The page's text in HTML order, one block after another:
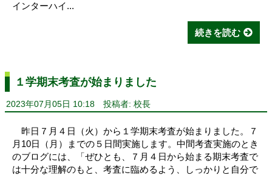
インターハイ...
続きを読む
１学期末考査が始まりました
2023年07月05日 10:18 投稿者: 校長
昨日７月４日（火）から１学期末考査が始まりました。７
月10日（月）までの５日間実施します。中間考査実施のとき
のブログには、「ぜひとも、７月４日から始まる期末考査で
は十分な理解のもと、考査に臨めるよう、しっかりと自分で